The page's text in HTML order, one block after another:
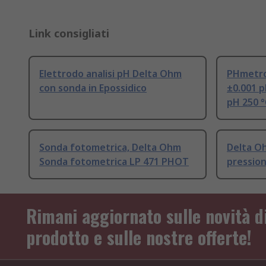
Link consigliati
Elettrodo analisi pH Delta Ohm
con sonda in Epossidico
±0.001
pH 250
Sonda fotometrica, Delta Ohm
Sonda fotometrica LP 471 PHOT
Delta
Rimani aggiornato sulle novità
prodotto e sulle nostre offerte!